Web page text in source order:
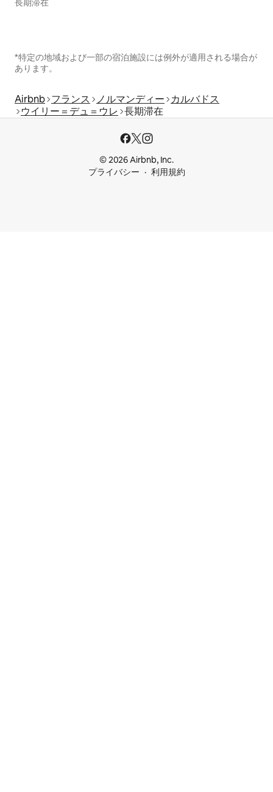
長期滞在
*特定の地域および一部の宿泊施設には例外が適用される場合が
あります。
Airbnb フランス ノルマンディー
カルバドス
ウイリー＝デュ＝ウレ 長期滞在
© 2026 Airbnb, Inc.
プライバシー
利用規約